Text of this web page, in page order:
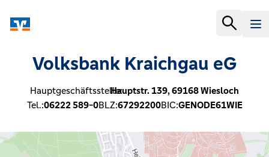
Volksbank Kraichgau eG
Hauptgeschäftsstelle:Hauptstr. 139,69168Wiesloch
Tel.:06222 589-0BLZ:67292200BIC:GENODE61WIE